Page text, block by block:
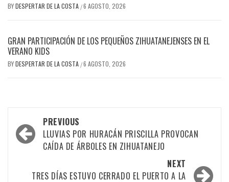
BYDESPERTAR DE LA COSTA /6 AGOSTO, 2026
GRAN PARTICIPACIÓN DE LOS PEQUEÑOS ZIHUATANEJENSES EN EL
VERANO KIDS
BYDESPERTAR DE LA COSTA /6 AGOSTO, 2026
Post
navigation
PREVIOUS
LLUVIAS POR HURACÁN PRISCILLA PROVOCAN
CAÍDA DE ÁRBOLES EN ZIHUATANEJO
NEXT
TRES DÍAS ESTUVO CERRADO EL PUERTO A LA